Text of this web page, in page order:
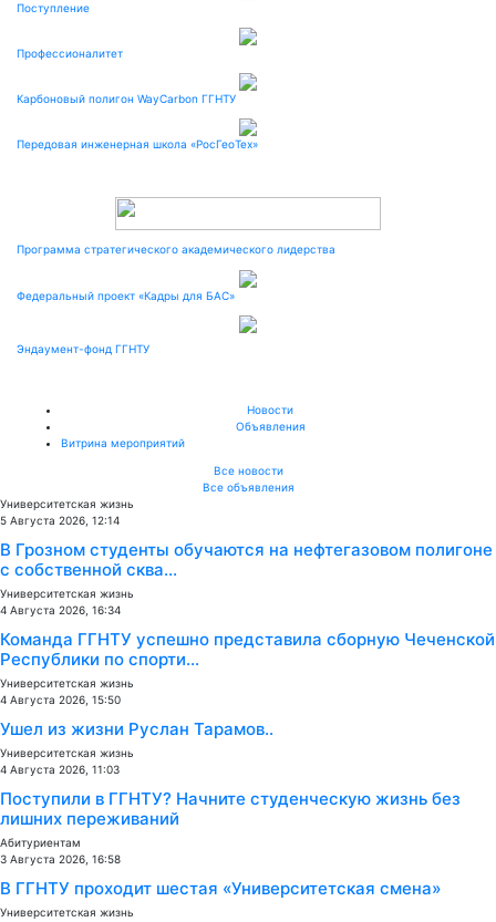
Поступление
Профессионалитет
Карбоновый полигон WayCarbon ГГНТУ
Передовая инженерная школа «РосГеоТех»
Программа стратегического академического лидерства
Федеральный проект «Кадры для БАС»
Эндаумент-фонд ГГНТУ
Новости
Объявления
Витрина мероприятий
Все новости
Все объявления
Университетская жизнь
5 Августа 2026, 12:14
В Грозном студенты обучаются на нефтегазовом полигоне
с собственной сква...
Университетская жизнь
4 Августа 2026, 16:34
Команда ГГНТУ успешно представила сборную Чеченской
Республики по спорти...
Университетская жизнь
4 Августа 2026, 15:50
Ушел из жизни Руслан Тарамов..
Университетская жизнь
4 Августа 2026, 11:03
Поступили в ГГНТУ? Начните студенческую жизнь без
лишних переживаний
Абитуриентам
3 Августа 2026, 16:58
В ГГНТУ проходит шестая «Университетская смена»
Университетская жизнь